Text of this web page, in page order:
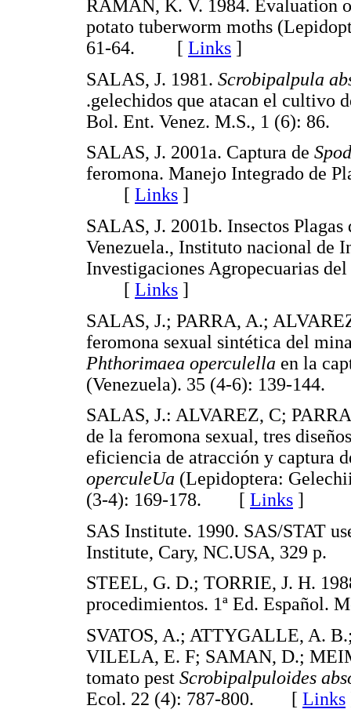
RAMAN, K. V. 1984. Evaluation
potato tuberworm moths
61-64. [ Links ]
SALAS, J. 1981. Scrobipalpula
.gelechidos que atacan el cultivo
Bol. Ent. Venez. M.S., 1 (6):
SALAS, J. 2001a. Captura de
feromona. Manejo Integrado de
[ Links ]
SALAS, J. 2001b. Insectos
Venezuela., Instituto nacional de
Investigaciones Agropecuarias
[ Links ]
SALAS, J.; PARRA, A.;
feromona sexual sintética del
Phthorimaea operculella en la
(Venezuela). 35 (4-6): 139-
SALAS, J.: ALVAREZ, C;
de la feromona sexual, tres
eficiencia de atracción y captura
operculeUa (Lepidoptera:
(3-4): 169-178. [ Links ]
SAS Institute. 1990. SAS/STAT
Institute, Cary, NC.USA, 329
STEEL, G. D.; TORRIE, J. H.
procedimientos. 1ª Ed.
SVATOS, A.; ATTYGALLE, A.
VILELA, E. F; SAMAN, D.;
tomato pest Scrobipalpuloides
Ecol. 22 (4): 787-800. [ Links